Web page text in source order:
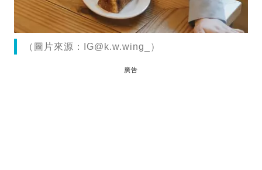
（圖片來源： IG@k.w.wing _）
廣告